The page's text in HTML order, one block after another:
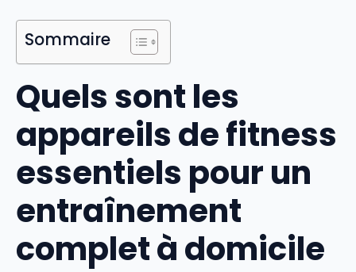
Sommaire
Quels sont les
appareils de fitness
essentiels pour un
entraînement
complet à domicile